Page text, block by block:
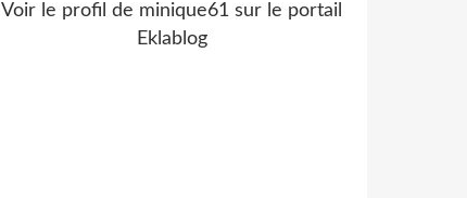
Voir le profil de minique61 sur le portail
Eklablog